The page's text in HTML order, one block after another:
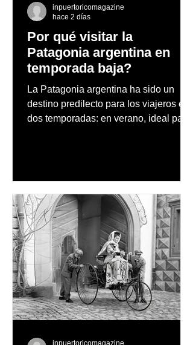
Por qué visitar la
Patagonia argentina en
temporada baja?
La Patagonia argentina ha sido un
destino predilecto para los viajeros en
dos temporadas: en verano, ideal para
nevados en las montañas
inpuertoricomagazine
hace 2 días
inpuertoricomagazine